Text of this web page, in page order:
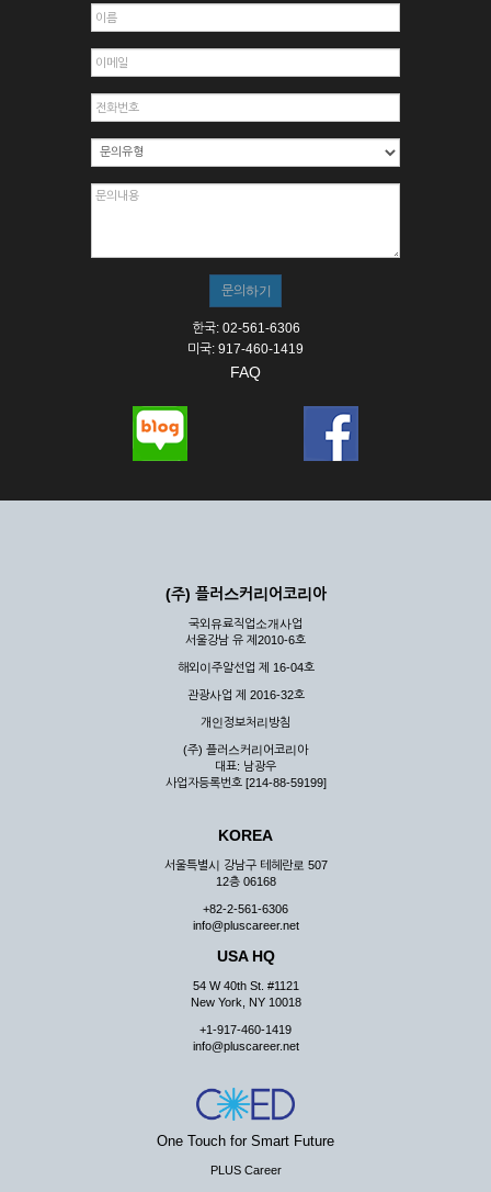
4. 타인의 서비스 이용을 방해하거나, 정보를 도용한 경우
6. 이용자가 영업활동 또는 부정한 용도로 본 서비스를 이용할
7. 회사의 정보를 사전 승낙 없이 전재, 변조, 복사하여 이용하
8. 기타 회사가 정한 제반 사항을 위반하며 신청하는 경우
제5조 (서비스의 이용 및 중지)
② 시스템 점검, 교체 및 고장, 기술적인 이유, 국가비상사태, 정
스가 불가능할 경우 회사는 사전 공지나 예고 없이 서비스의 전
부 또는 일부를 일시적 또는 영구적으로 중지할 수 있습니다.
③ 기타 회사는 서비스를 제공할 수 없는 합당한 사유가 발생한
④ 회사는 제 2항 및 제 3항의 사유로 서비스의 제공이 일시적
여 배상하지 않습니다.
제3장 권리 및 의무
공할 수 있도록 최선의 노력을 다하여야 합니다.
게 누설, 배포하여서는 안됩니다. 다만, 관계법령에 의하여 국가
기관 등의 합법적인 요구가 있는 경우에는 해당 되지 않습니다.
③ 회사는 이용자로부터 제기되는 의견이나 불만이 정당하다고
인정할 경우에는 즉시 처리하여야 하며, 즉시 처리가 곤란한 경
우 그 처리를 위해 노력해야 합니다.
제7조 (회원의 의무)
① 회원은 ID와 비밀 번호에 관한 모든 관리의 책임이 있으며
② 회원은 이용신청서의 기재내용 중 변경된 내용이 있는 경우
서비스를 통하여 그 내용을 회사에 통지하여야 합니다.
③ 다른 회원의 ID와 비밀번호를 부당하게 사용하는 행위를
④ 회원은 회사의 서비스에서 타 사이트의 홍보행위를 하지 않
아야 하며 공공질서나 미풍약속에 위배되는 내용 혹은 저작권을
리 행위도 할 수 없습니다.
사가 통지하는 사항을 준수하여야 하며, 기타 회사의 업무에 방
해되는 행위를 하여서는 아니 됩니다.
제8조 (회원의 관리)
① 회원은 언제든 이 약관에 대한 동의를 철회할 수 있습니다.
한국: 02-561-6306
미국: 917-460-1419
FAQ
(주) 플러스커리어코리아
국외유료직업소개사업
서울강남 유 제2010-6호
해외이주알선업 제 16-04호
관광사업 제 2016-32호
개인정보처리방침
(주) 플러스커리어코리아
대표: 남광우
사업자등록번호 [214-88-59199]
KOREA
서울특별시 강남구 테헤란로 507
12층 06168
+82-2-561-6306
info@pluscareer.net
USA HQ
54 W 40th St. #1121
New York, NY 10018
+1-917-460-1419
info@pluscareer.net
One Touch for Smart Future
PLUS Career